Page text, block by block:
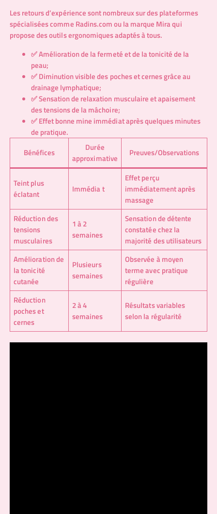
Les retours d’expérience sont nombreux sur des plateformes
spécialisées comme Radins.comou la marque Miraqui
propose des outils ergonomiques adaptés à tous.
✅ Amélioration de la fermeté et de la tonicité de la
peau;
✅ Diminution visible des poches et cernes grâce au
drainage lymphatique;
✅ Sensation de relaxation musculaire et apaisement
des tensions de la mâchoire;
✅ Effet bonne mine immédiat après quelques minutes
de pratique.
Bénéfices
Durée
approximative
Preuves/Observations
Teint plus
éclatant
Immédia t
Effet perçu
immédiatement après
massage
Réduction des
tensions
musculaires
1 à 2
semaines
Sensation de détente
constatée chez la
majorité des utilisateurs
Amélioration de
la tonicité
cutanée
Plusieurs
semaines
Observée à moyen
terme avec pratique
régulière
Réduction
poches et
cernes
2 à 4
semaines
Résultats variables
selon la régularité